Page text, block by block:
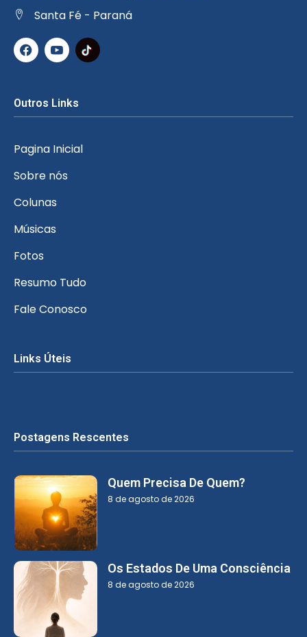
Santa Fé - Paraná
Outros Links
Pagina Inicial
Sobre nós
Colunas
Músicas
Fotos
Resumo Tudo
Fale Conosco
Links Úteis
Postagens Rescentes
Quem Precisa De Quem?
8 de agosto de 2026
Os Estados De Uma Consciência
8 de agosto de 2026